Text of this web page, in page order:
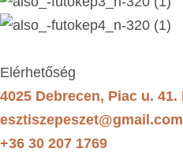
Elérhetőség
4025 Debrecen, Piac u.
esztiszepeszet@gmail.com
+36 30 207 1769